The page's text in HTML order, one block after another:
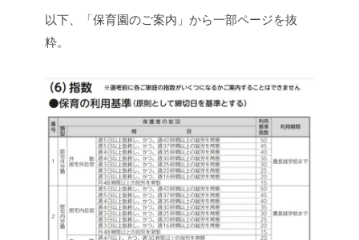
以下、「保育園のご案内」から一部ページを抜
粋。